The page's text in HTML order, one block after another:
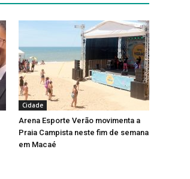
Cidade
Arena Esporte Verão movimenta a
Praia Campista neste fim de semana
em Macaé